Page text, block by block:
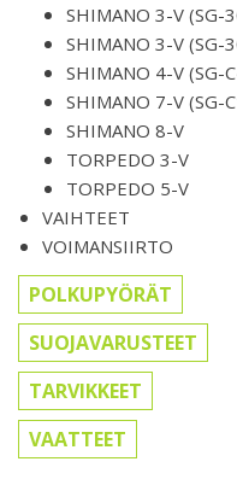
SHIMANO 3-V (SG-
SHIMANO 3-V (SG-
SHIMANO 4-V (SG-
SHIMANO 7-V
SHIMANO 8-V
TORPEDO 3-V
TORPEDO 5-V
VAIHTEET
VOIMANSIIRTO
POLKUPYÖRÄT
SUOJAVARUSTEET
TARVIKKEET
VAATTEET